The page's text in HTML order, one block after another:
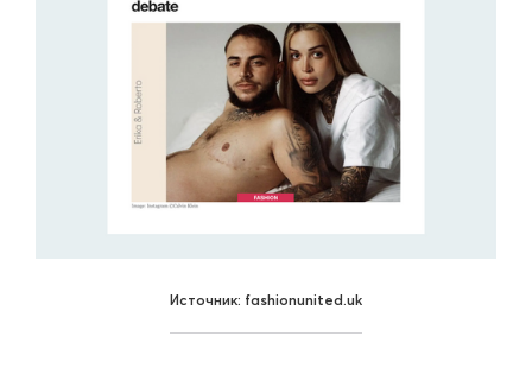
Источник: fashionunited.uk